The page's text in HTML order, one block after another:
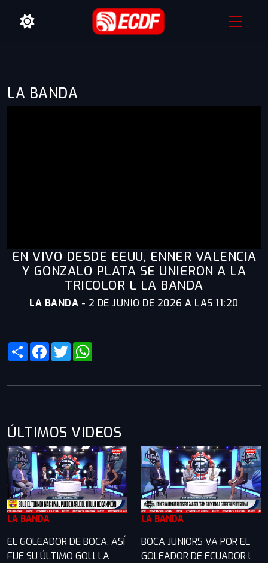
LA BANDA
EN VIVO DESDE EEUU, ENNER VALENCIA
Y GONZALO PLATA SE UNIERON A LA
TRICOLOR L LA BANDA
LA BANDA - 2 DE JUNIO DE 2026 A LAS 11:20
ShareFacebook
Twitter
ÚLTIMOS VIDEOS
LA BANDA
EL GOLEADOR DE BOCA, ASÍ
FUE SU ÚLTIMO GOLl LA
LA BANDA
BOCA JUNIORS VA POR EL
GOLEADOR DE ECUADOR l